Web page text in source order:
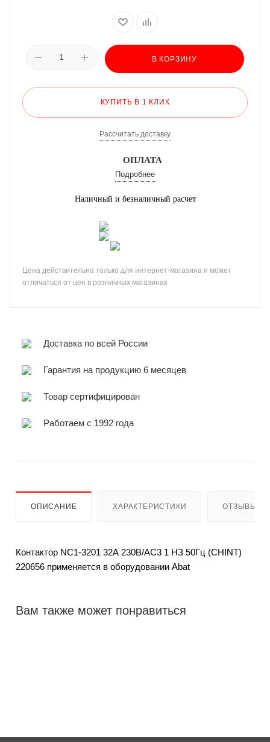
В КОРЗИНУ
КУПИТЬ В 1 КЛИК
Рассчитать доставку
ОПЛАТА
Подробнее
Наличный и безналичный расчет
Цена действительна только для интернет-магазина и может
отличаться от цен в розничных магазинах
Доставка по всей России
Гарантия на продукцию 6 месяцев
Товар сертифицирован
Работаем с 1992 года
ОПИСАНИЕ ХАРАКТЕРИСТИКИ ОТЗЫВЫ
Контактор NC1-3201 32А 230В/АС3 1 НЗ 50Гц (CHINT)
220656 применяется в оборудовании Abat
Вам также может понравиться